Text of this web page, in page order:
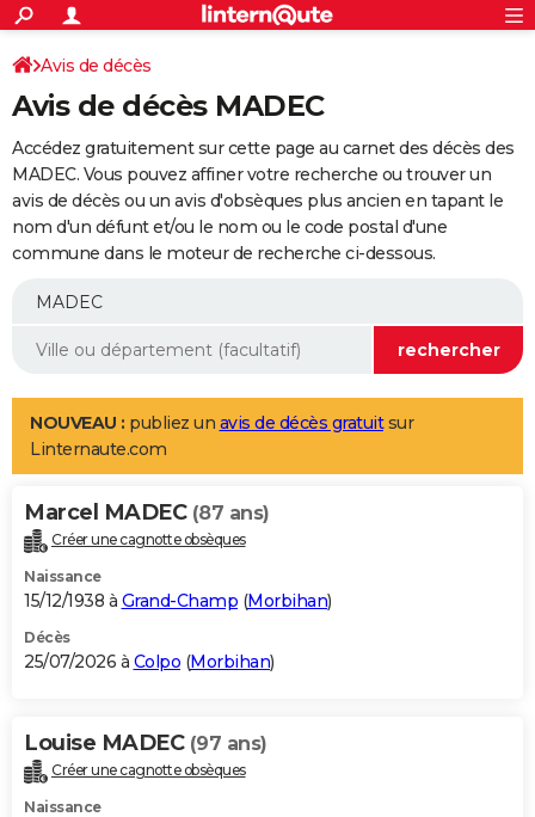
ACTUALITÉS
Politique
Société
Faits Divers
Education
Monde
Villes
+
SPORT
Coupe du monde 2026
Football
Tennis
Cyclisme
Rugby
Forum
Programme TV
TNT
Streaming
Cinéma
Sorties cinéma
Musique
+
FINANCE
Retraite
Epargne
Immobilier
Risques naturels par ville
Banque
Assurance
AUTO
Essais
Réserver un essai
Citadines
Berlines
SUV
Forum auto
+
Mobiles
Meilleur smartphone
Internet
Ordinateurs
Jeux vidéo
Guide high-tech
Aménagement intérieur
LIFESTYLE
Art de vivre
Bien-être
Loisirs
Mode
Modes de vie
Alimentation
Guide de la santé
Maladies
Médicaments
Sommeil
VOYAGE
Destinations
City break
Voyage nature
Voyage de noces
Forum
Climat
+PHOTO
GUIDES D'ACHAT
BONS PLANS
Carte de Noël
Carte Bonne année
Carte Saint-Valentin
Carte Pâques
Carte d'anniversaire
DICTIONNAIRE
Dictionnaire
Biographies
Citations
Expressions
Proverbes
PROGRAMME TV
Avis de décès
Avis de décès MADEC
Accédez gratuitement sur cette page au carnet des décès des
MADEC. Vous pouvez affiner votre recherche ou trouver un
avis de décès ou un avis d'obsèques plus ancien en tapant le
nom d'un défunt et/ou le nom ou le code postal d'une
commune dans le moteur de recherche ci-dessous.
NOUVEAU : publiez un avis de décès gratuitsur
Linternaute.com
Marcel MADEC (87 ans)
Créer une cagnotte obsèques
Naissance
15/12/1938 à Grand-Champ (Morbihan)
Décès
25/07/2026 à Colpo (Morbihan)
Louise MADEC (97 ans)
Créer une cagnotte obsèques
Naissance